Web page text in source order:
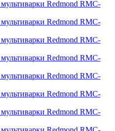
Redmond RMC-
Redmond RMC-
Redmond RMC-
Redmond RMC-
Redmond RMC-
Redmond RMC-
Redmond RMC-